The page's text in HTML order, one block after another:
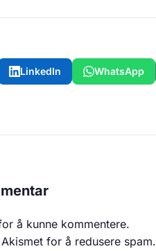
LinkedIn WhatsApp
å kunne kommentere.
for å redusere spam.